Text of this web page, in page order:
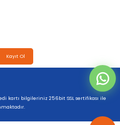
Kayıt Ol
kartı bilgileriniz 256bit SSL sertifikası ile